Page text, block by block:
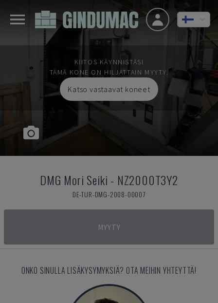
KIITOS KÄYNNISTÄSI
TÄMÄ KONE ON HILJATTAIN MYYTY.
Katso vastaavat koneet
DMG Mori Seiki - NZ2000T3Y2
DE-TUR-DMG-2008-00007
MYYTY
ONKO SINULLA LISÄKYSYMYKSIÄ? OTA MEIHIN YHTEYTTÄ!